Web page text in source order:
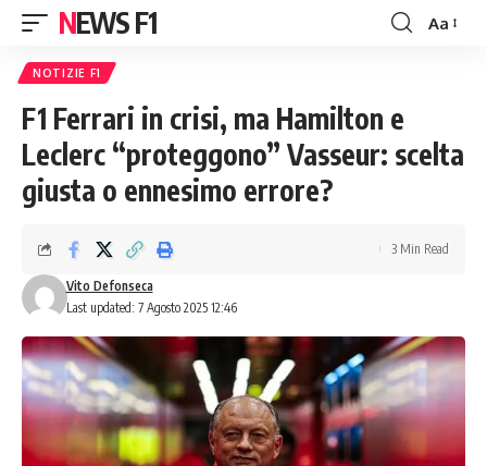
NEWS F1
Font
Aa
NOTIZIE F1
F1 Ferrari in crisi, ma Hamilton e
Leclerc “proteggono” Vasseur: scelta
giusta o ennesimo errore?
Last updated: 7 Agosto 2025 12:46
Vito Defonseca
3 Min Read